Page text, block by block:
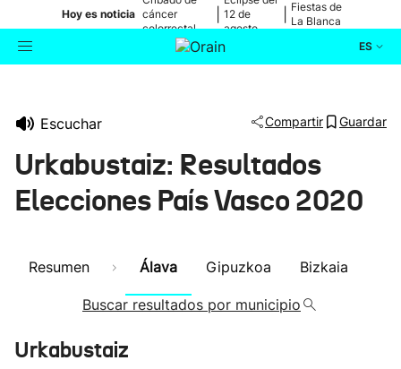
Hoy es noticia cáncer
colorrectal
12 de
agosto
Fiestas de
La Blanca
ES
Cultura
Escuchar Compartir Guardar
Urkabustaiz: Resultados
Elecciones País Vasco 2020
Resumen Álava Gipuzkoa Bizkaia
Buscar resultados por municipio
Urkabustaiz